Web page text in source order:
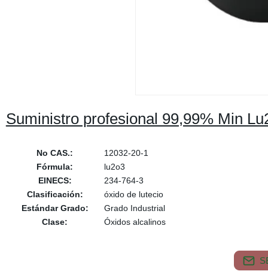
Suministro profesional 99,99% Min
No CAS.:
12032-20-1
Fórmula:
lu2o3
EINECS:
234-764-3
Clasificación:
óxido de lutecio
Estándar Grado:
Grado Industrial
Clase:
Óxidos alcalinos